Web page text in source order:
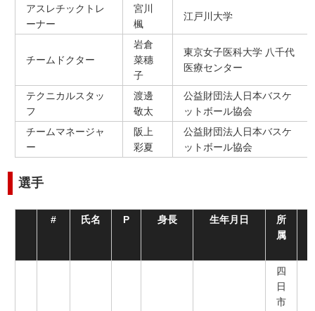
アスレチックトレ
ーナー
宮川
楓
江戸川大学
チームドクター
岩倉
菜穗
子
東京女子医科大学 八千代
医療センター
テクニカルスタッ
フ
渡邊
敬太
公益財団法人日本バスケ
ットボール協会
チームマネージャ
ー
阪上
彩夏
公益財団法人日本バスケ
ットボール協会
選手
# 氏名 P 身長 生年月日
所
属
四
日
市